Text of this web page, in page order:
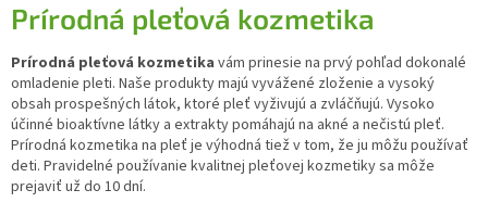
Prírodná pleťová kozmetika
Prírodná pleťová kozmetika vám prinesie na prvý pohľad dokonalé
omladenie pleti. Naše produkty majú vyvážené zloženie a vysoký
obsah prospešných látok, ktoré pleť vyživujú a zvláčňujú. Vysoko
účinné bioaktívne látky a extrakty pomáhajú na akné a nečistú pleť.
Prírodná kozmetika na pleť je výhodná tiež v tom, že ju môžu používať
deti. Pravidelné používanie kvalitnej pleťovej kozmetiky sa môže
prejaviť už do 10 dní.